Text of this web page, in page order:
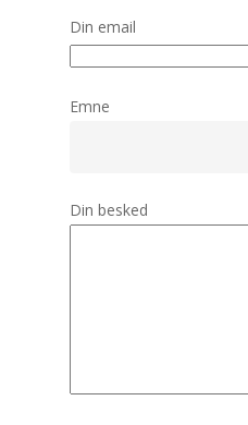
Din email
Emne
Din besked